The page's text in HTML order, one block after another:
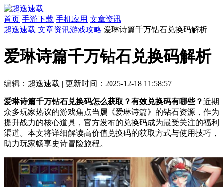
首页 手游下载 手机应用 文章资讯
超逸速载 文章资讯游戏攻略 爱琳诗篇千万钻石兑换码解析
爱琳诗篇千万钻石兑换码解析
编辑：超逸速载 | 更新时间：2025-12-18 11:58:57
爱琳诗篇千万钻石兑换码怎么获取？有效兑换码有哪些？近期
众多玩家热议的游戏焦点当属《爱琳诗篇》的钻石资源，作为
提升战力的核心道具，官方发布的兑换码成为最受关注的福利
渠道。本文将详细解读高价值兑换码的获取方式与使用技巧，
助力玩家畅享史诗冒险旅程。